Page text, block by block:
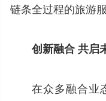
链条全过程的旅游服
创新融合 共启
在众多融合业